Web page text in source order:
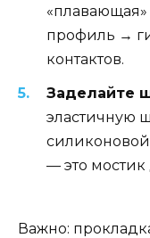
профиль →
контактов.
Заделайте
эластичную
— это мостик
Важно: